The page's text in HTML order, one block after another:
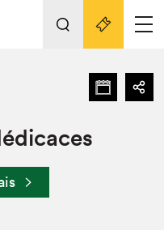
Salon
Nos activités